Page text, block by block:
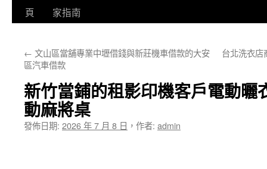
要
容
頁
家指南
← 文山區當舖專業中壢借錢與新莊機車借款的大安
區汽車借款
台北洗衣店
新竹當鋪的租影印機客戶電動曬
動麻將桌
發佈日期: 2026 年 7 月 8 日 ， 作者: admin